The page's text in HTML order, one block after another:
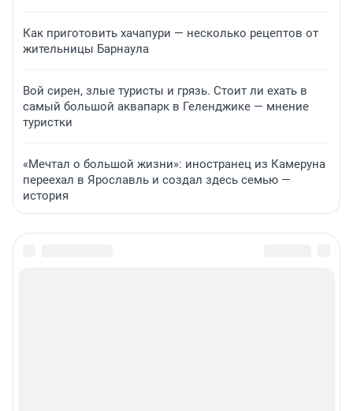
Как приготовить хачапури — несколько рецептов от
жительницы Барнаула
Вой сирен, злые туристы и грязь. Стоит ли ехать в
самый большой аквапарк в Геленджике — мнение
туристки
«Мечтал о большой жизни»: иностранец из Камеруна
переехал в Ярославль и создал здесь семью —
история